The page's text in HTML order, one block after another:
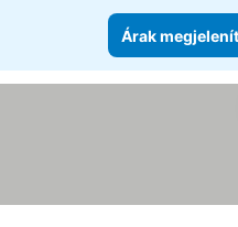
Árak